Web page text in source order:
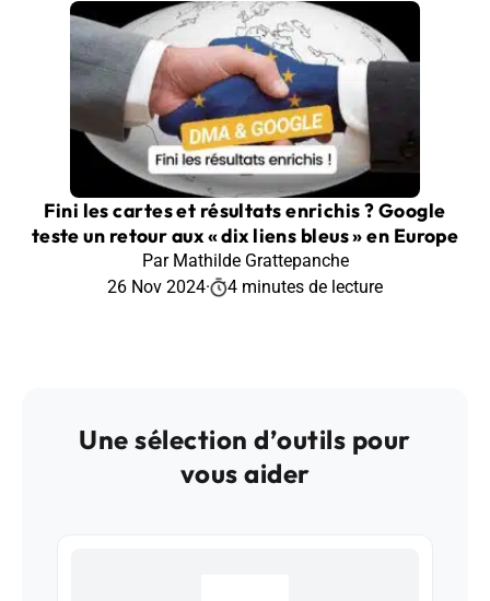
Fini les cartes et résultats enrichis ? Google
teste un retour aux « dix liens bleus » en Europe
Par Mathilde Grattepanche
26 Nov 2024· 4 minutes de lecture
Une sélection d’outils pour
vous aider